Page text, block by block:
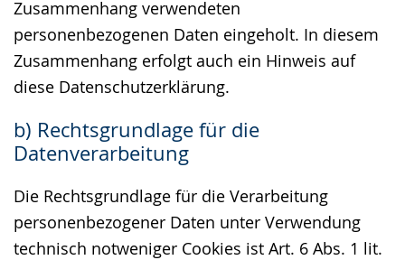
Zusammenhang verwendeten
personenbezogenen Daten eingeholt. In diesem
Zusammenhang erfolgt auch ein Hinweis auf
diese Datenschutzerklärung.
b) Rechtsgrundlage für die
Datenverarbeitung
Die Rechtsgrundlage für die Verarbeitung
personenbezogener Daten unter Verwendung
technisch notweniger Cookies ist Art. 6 Abs. 1 lit.